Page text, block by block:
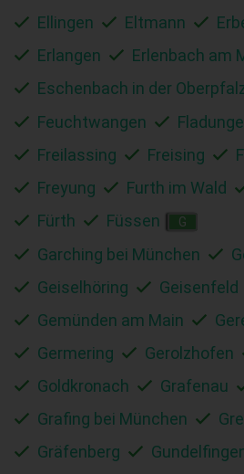
Ellingen
Eltmann
Erlangen
Erlenbach am
Eschenbach in der
Feuchtwangen
Freilassing
Freising
Freyung
Furth im Wald
Fürth
Füssen G
Garching bei München
Geiselhöring
Geisenfeld
Gemünden am Main
Germering
Gerolzhofen
Goldkronach
Grafenau
Grafing bei München
Gräfenberg